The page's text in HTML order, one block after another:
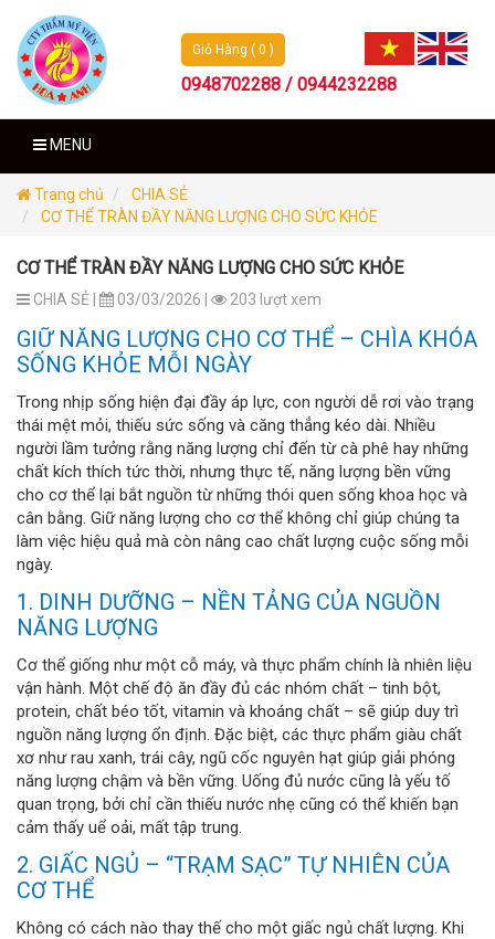
Giỏ Hàng ( 0 )
0948702288 / 0944232288
MENU
Trang chủ
CHIA SẺ
CƠ THỂ TRÀN ĐẦY NĂNG LƯỢNG CHO SỨC KHỎE
CƠ THỂ TRÀN ĐẦY NĂNG LƯỢNG CHO SỨC KHỎE
CHIA SẺ | 03/03/2026 | 203 lượt xem
GIỮ NĂNG LƯỢNG CHO CƠ THỂ – CHÌA KHÓA
SỐNG KHỎE MỖI NGÀY
Trong nhịp sống hiện đại đầy áp lực, con người dễ rơi vào trạng
thái mệt mỏi, thiếu sức sống và căng thẳng kéo dài. Nhiều
người lầm tưởng rằng năng lượng chỉ đến từ cà phê hay những
chất kích thích tức thời, nhưng thực tế, năng lượng bền vững
cho cơ thể lại bắt nguồn từ những thói quen sống khoa học và
cân bằng. Giữ năng lượng cho cơ thể không chỉ giúp chúng ta
làm việc hiệu quả mà còn nâng cao chất lượng cuộc sống mỗi
ngày.
1. DINH DƯỠNG – NỀN TẢNG CỦA NGUỒN
NĂNG LƯỢNG
Cơ thể giống như một cỗ máy, và thực phẩm chính là nhiên liệu
vận hành. Một chế độ ăn đầy đủ các nhóm chất – tinh bột,
protein, chất béo tốt, vitamin và khoáng chất – sẽ giúp duy trì
nguồn năng lượng ổn định. Đặc biệt, các thực phẩm giàu chất
xơ như rau xanh, trái cây, ngũ cốc nguyên hạt giúp giải phóng
năng lượng chậm và bền vững. Uống đủ nước cũng là yếu tố
quan trọng, bởi chỉ cần thiếu nước nhẹ cũng có thể khiến bạn
cảm thấy uể oải, mất tập trung.
2. GIẤC NGỦ – “TRẠM SẠC” TỰ NHIÊN CỦA
CƠ THỂ
Không có cách nào thay thế cho một giấc ngủ chất lượng. Khi